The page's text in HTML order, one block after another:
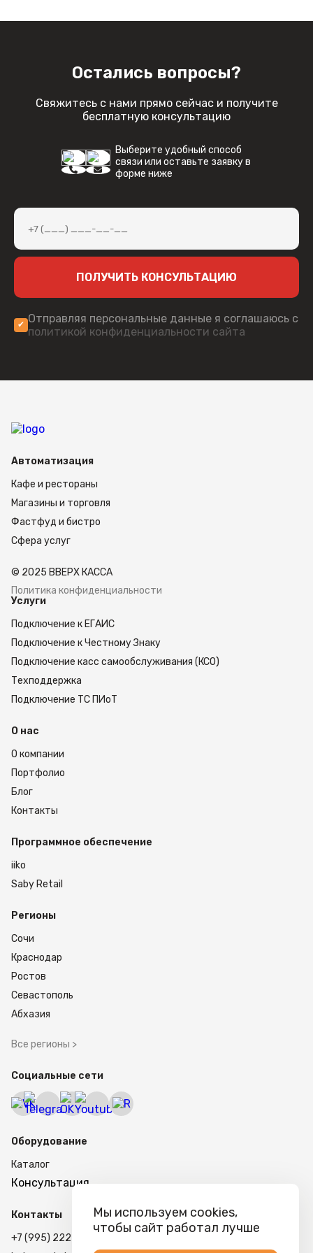
Остались вопросы?
Свяжитесь с нами прямо сейчас и получите
бесплатную консультацию
Выберите удобный способ
связи или оставьте заявку в
форме ниже
ПОЛУЧИТЬ КОНСУЛЬТАЦИЮ
Отправляя персональные данные я соглашаюсь с
политикой конфиденциальности сайта
Автоматизация
Кафе и рестораны
Магазины и торговля
Фастфуд и бистро
Сфера услуг
© 2025 ВВЕРХ КАССА
Политика конфиденциальности
Услуги
Подключение к ЕГАИС
Подключение к Честному Знаку
Подключение касс самообслуживания (КСО)
Техподдержка
Подключение ТС ПИоТ
О нас
О компании
Портфолио
Блог
Контакты
Программное обеспечение
iiko
Saby Retail
Регионы
Сочи
Краснодар
Ростов
Севастополь
Абхазия
Все регионы >
Социальные сети
Оборудование
Каталог
Консультация
Контакты
+7 (995) 222 79-38
Мы используем cookies,
чтобы сайт работал лучше